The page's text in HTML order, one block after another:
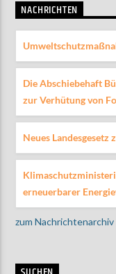
NACHRICHTEN
Die Abschiebehaft
zur Verhütung von
Neues
erneuerbarer
zum Nachrichtenarchiv